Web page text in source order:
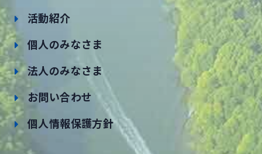
活動紹介
個人のみなさま
法人のみなさま
お問い合わせ
個人情報保護方針